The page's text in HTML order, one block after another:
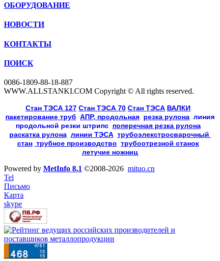
ОБОРУДОВАНИЕ
НОВОСТИ
КОНТАКТЫ
ПОИСК
0086-1809-88-18-887
WWW.ALLSTANKI.COM Copyright © All rights reserved.
Cтан ТЭСА 127 Cтан ТЭСА 70 Cтан ТЭСА ВАЛКИ
пакетирование труб АПР, продольная резка рулона линия
продольной резки штрипс, поперечная резка рулона
раскатка рулона, линии ТЭСА, трубоэлекстросварочный
стан трубное производство трубоотрезной станок
летучие ножниц
Powered by MetInfo 8.1 ©2008-2026 mituo.cn
Tel
Письмо
Карта
skype